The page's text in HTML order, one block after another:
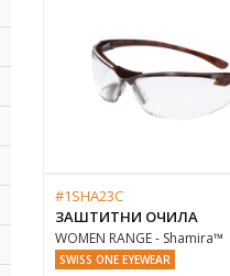
#1SHA23C
ЗАШТИТНИ ОЧИЛА
WOMEN RANGE - Shamira™
SWISS ONE EYEWEAR